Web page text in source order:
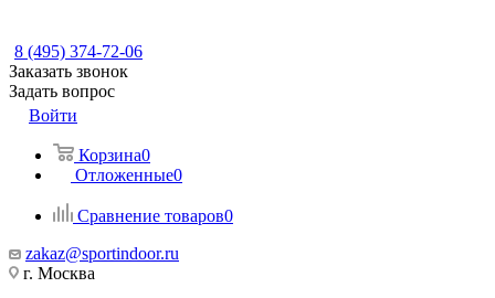
8 (495) 374-72-06
Заказать звонок
Задать вопрос
Войти
Корзина0
Отложенные0
Сравнение товаров0
zakaz@sportindoor.ru
г. Москва